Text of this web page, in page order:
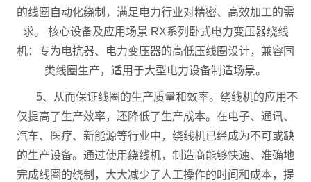
的线圈自动化绕制，满足电力行业对精密、高效加工的需
求。 核心设备及应用场景 RX系列卧式电力变压器绕线
机：专为电抗器、电力变压器的高低压线圈设计，兼容同
类线圈生产，适用于大型电力设备制造场景。
5、从而保证线圈的生产质量和效率。绕线机的应用不
仅提高了生产效率，还降低了生产成本。在电子、通讯、
汽车、医疗、新能源等行业中，绕线机已经成为不可或缺
的生产设备。通过使用绕线机，制造商能够快速、准确地
完成线圈的绕制，大大减少了人工操作的时间和成本，提